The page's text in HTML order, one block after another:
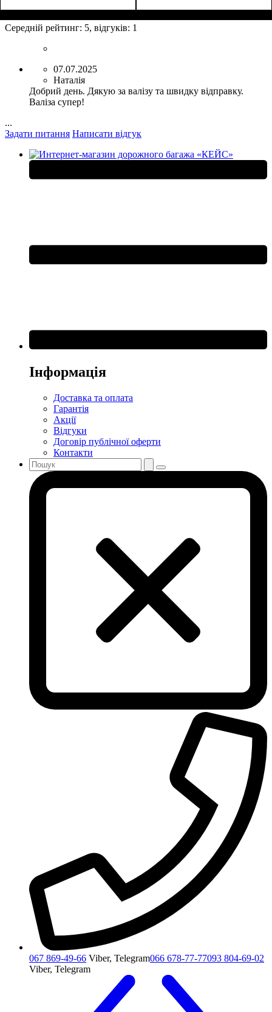
55x37x22
Середній рейтинг: 5, відгуків: 1
07.07.2025
Наталія
Добрий день. Дякую за валізу та швидку відправку.
Валіза супер!
...
Задати питання Написати відгук
Інформація
Доставка та оплата
Гарантія
Акції
Відгуки
Договір публічної оферти
Контакти
067 869-49-66 Viber, Telegram066 678-77-77093 804-69-02
Viber, Telegram